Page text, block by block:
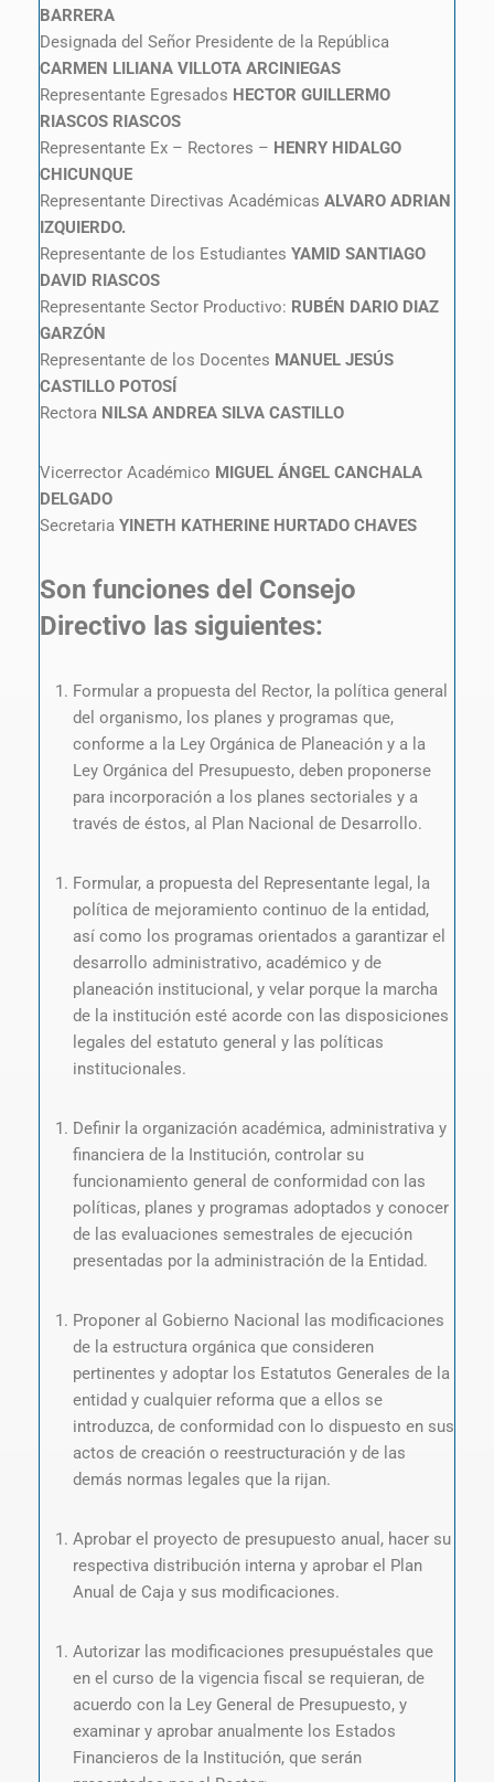
BARRERA
Designada del Señor Presidente de la República
CARMEN LILIANA VILLOTA ARCINIEGAS
Representante Egresados HECTOR GUILLERMO
RIASCOS RIASCOS
Representante Ex – Rectores – HENRY HIDALGO
CHICUNQUE
Representante Directivas Académicas ALVARO ADRIAN
IZQUIERDO.
Representante de los Estudiantes YAMID SANTIAGO
DAVID RIASCOS
Representante Sector Productivo: RUBÉN DARIO DIAZ
GARZÓN
Representante de los Docentes MANUEL JESÚS
CASTILLO POTOSÍ
Rectora NILSA ANDREA SILVA CASTILLO
Vicerrector Académico MIGUEL ÁNGEL CANCHALA
DELGADO
Secretaria YINETH KATHERINE HURTADO CHAVES
Son funciones del Consejo
Directivo las siguientes:
Formular a propuesta del Rector, la política general
del organismo, los planes y programas que,
conforme a la Ley Orgánica de Planeación y a la
Ley Orgánica del Presupuesto, deben proponerse
para incorporación a los planes sectoriales y a
través de éstos, al Plan Nacional de Desarrollo.
Formular, a propuesta del Representante legal, la
política de mejoramiento continuo de la entidad,
así como los programas orientados a garantizar el
desarrollo administrativo, académico y de
planeación institucional, y velar porque la marcha
de la institución esté acorde con las disposiciones
legales del estatuto general y las políticas
institucionales.
Definir la organización académica, administrativa y
financiera de la Institución, controlar su
funcionamiento general de conformidad con las
políticas, planes y programas adoptados y conocer
de las evaluaciones semestrales de ejecución
presentadas por la administración de la Entidad.
Proponer al Gobierno Nacional las modificaciones
de la estructura orgánica que consideren
pertinentes y adoptar los Estatutos Generales de la
entidad y cualquier reforma que a ellos se
introduzca, de conformidad con lo dispuesto en sus
actos de creación o reestructuración y de las
demás normas legales que la rijan.
Aprobar el proyecto de presupuesto anual, hacer su
respectiva distribución interna y aprobar el Plan
Anual de Caja y sus modificaciones.
Autorizar las modificaciones presupuéstales que
en el curso de la vigencia fiscal se requieran, de
acuerdo con la Ley General de Presupuesto, y
examinar y aprobar anualmente los Estados
Financieros de la Institución, que serán